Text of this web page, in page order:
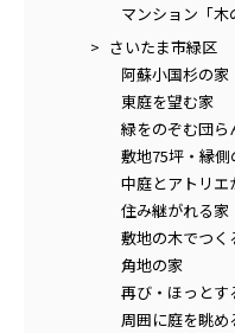
マンション「木
さいたま市緑区
阿蘇小国杉の家
東庭を望む家
緑をのぞむ団ら
敷地75坪・縁側
中庭とアトリエ
住み継がれる家
敷地の木でつく
角地の家
再び・ほっとす
周囲に庭を眺め